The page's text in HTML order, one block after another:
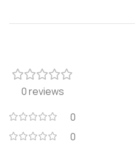
0 reviews
0
0